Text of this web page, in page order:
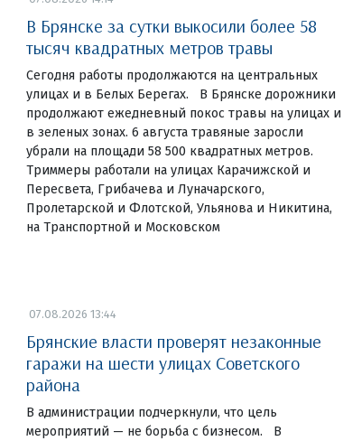
В Брянске за сутки выкосили более 58
тысяч квадратных метров травы
Сегодня работы продолжаются на центральных
улицах и в Белых Берегах. В Брянске дорожники
продолжают ежедневный покос травы на улицах и
в зеленых зонах. 6 августа травяные заросли
убрали на площади 58 500 квадратных метров.
Триммеры работали на улицах Карачижской и
Пересвета, Грибачева и Луначарского,
Пролетарской и Флотской, Ульянова и Никитина,
на Транспортной и Московском
07.08.2026 13:44
Брянские власти проверят незаконные
гаражи на шести улицах Советского
района
В администрации подчеркнули, что цель
мероприятий — не борьба с бизнесом. В